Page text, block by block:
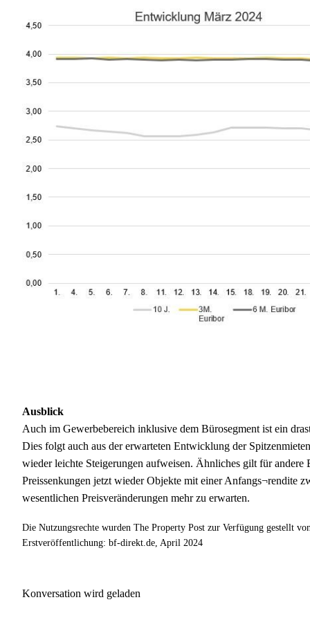
Ausblick
Auch im Gewerbebereich inklusive dem Bürosegment ist ein
Dies folgt auch aus der erwarteten Entwicklung der
wieder leichte Steigerungen aufweisen. Ähnliches gilt für
Preissenkungen jetzt wieder Objekte mit einer Anfangs¬rendite
wesentlichen Preisveränderungen mehr zu erwarten.
Die Nutzungsrechte wurden The Property Post zur Verfügung gestellt
Erstveröffentlichung: bf-direkt.de, April 2024
Konversation wird geladen